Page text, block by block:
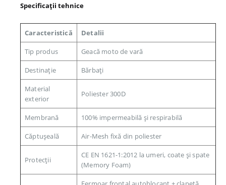
Specificații tehnice
Caracteristică Detalii
Tip produs Geacă moto de vară
Destinație Bărbați
Material
exterior
Poliester 300D
Membrană 100% impermeabilă și respirabilă
Căptușeală Air-Mesh fixă din poliester
Protecții
CE EN 1621-1:2012 la umeri, coate și spate
(Memory Foam)